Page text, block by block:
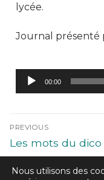
lycée.
Journal présenté
Lecteur
audio
00:00
PREVIOUS
Les mots du dico
onomastique
Nous utilisons des